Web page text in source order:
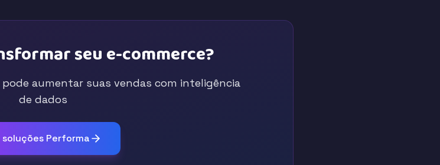
seu e-commerce?
pode aumentar suas vendas com inteligência
de dados
soluções Performa